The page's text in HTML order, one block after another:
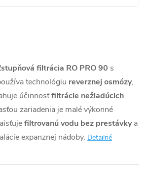
filtrácia RO PRO 90 s
technológiu reverznej osmózy,
účinnosťfiltrácie nežiadúcich
zariadenia je malé výkonné
filtrovanú vodu bez prestávkya
expanznej nádoby. Detailné